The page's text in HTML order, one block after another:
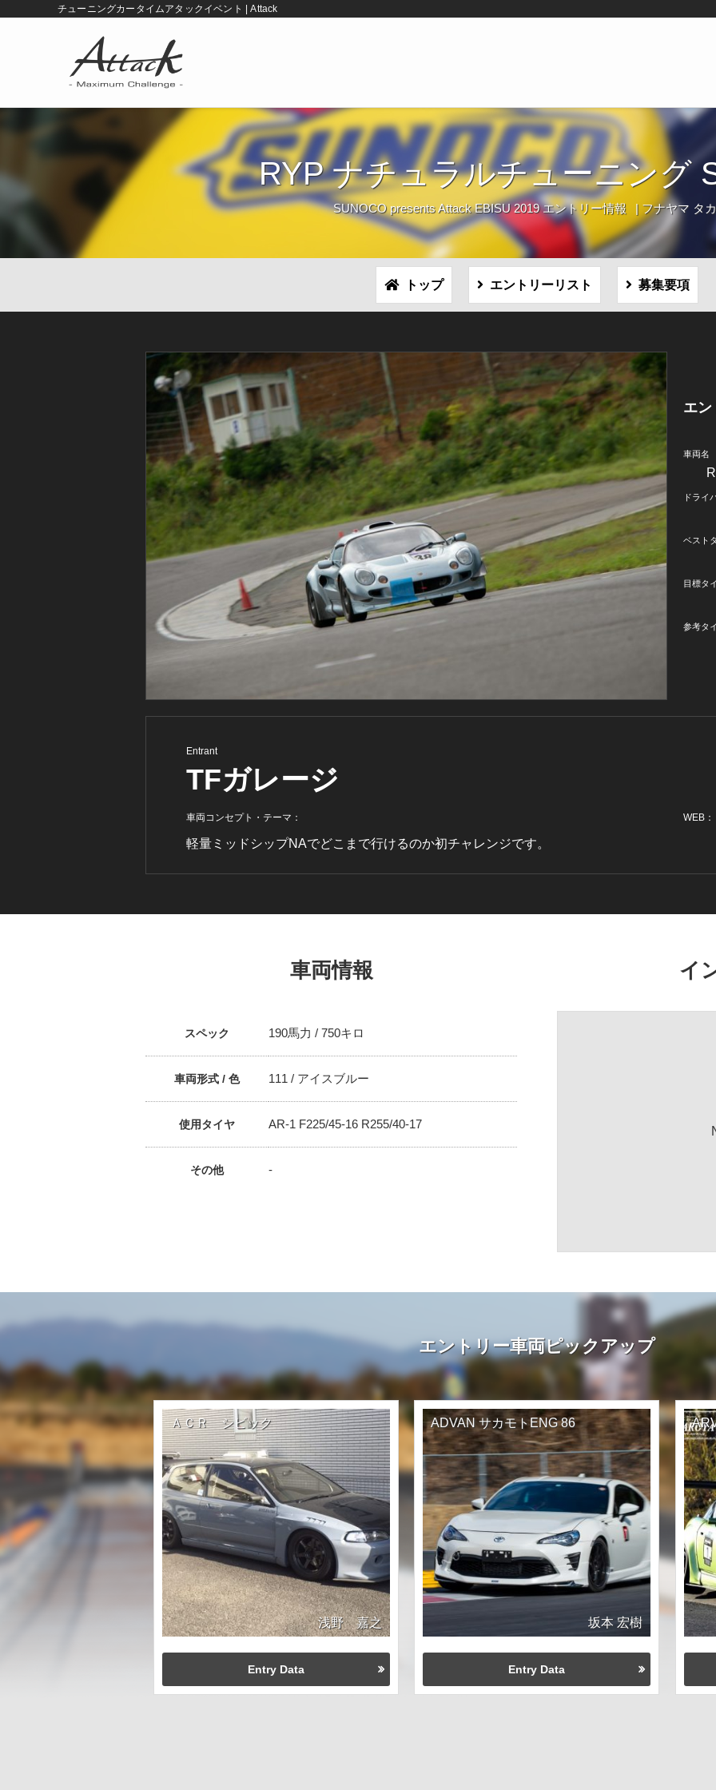
チューニングカータイムアタックイベント | Attack
RYP ナチュラルチューニング
SUNOCO presents Attack EBISU 2019 エントリー情報 フナヤマ タ
トップ エントリーリスト 募集要項
エン
車両名
ドライ
ベスト
目標タ
参考タ
Entrant
TFガレージ
車両コンセプト・テーマ：
軽量ミッドシップNAでどこまで行けるのか初チャレンジです。
WEB：
車両情報
スペック 190馬力 / 750キロ
車両形式 / 色 111 / アイスブルー
使用タイヤ AR-1 F225/45-16 R255/40-17
その他 -
イ
エントリー車両ピックアップ
ＡＣＲ シビック
浅野 嘉之
Entry Data
ADVAN サカモトENG 86
坂本 宏樹
Entry Data